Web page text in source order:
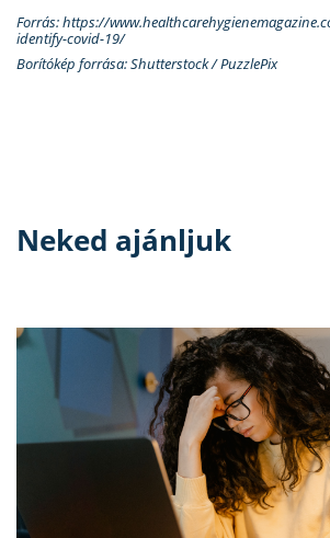
Forrás: https://
identify-covid-19/
Borítókép forrása: Shutterstock / PuzzlePix
Neked ajánljuk